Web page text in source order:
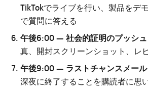
TikTokでライブを行い、製品をデ
で質問に答える
午後6:00 — 社会的証明のプッシュ
真、開封スクリーンショット、レ
午後9:00 — ラストチャンスメール
深夜に終了することを購読者に思